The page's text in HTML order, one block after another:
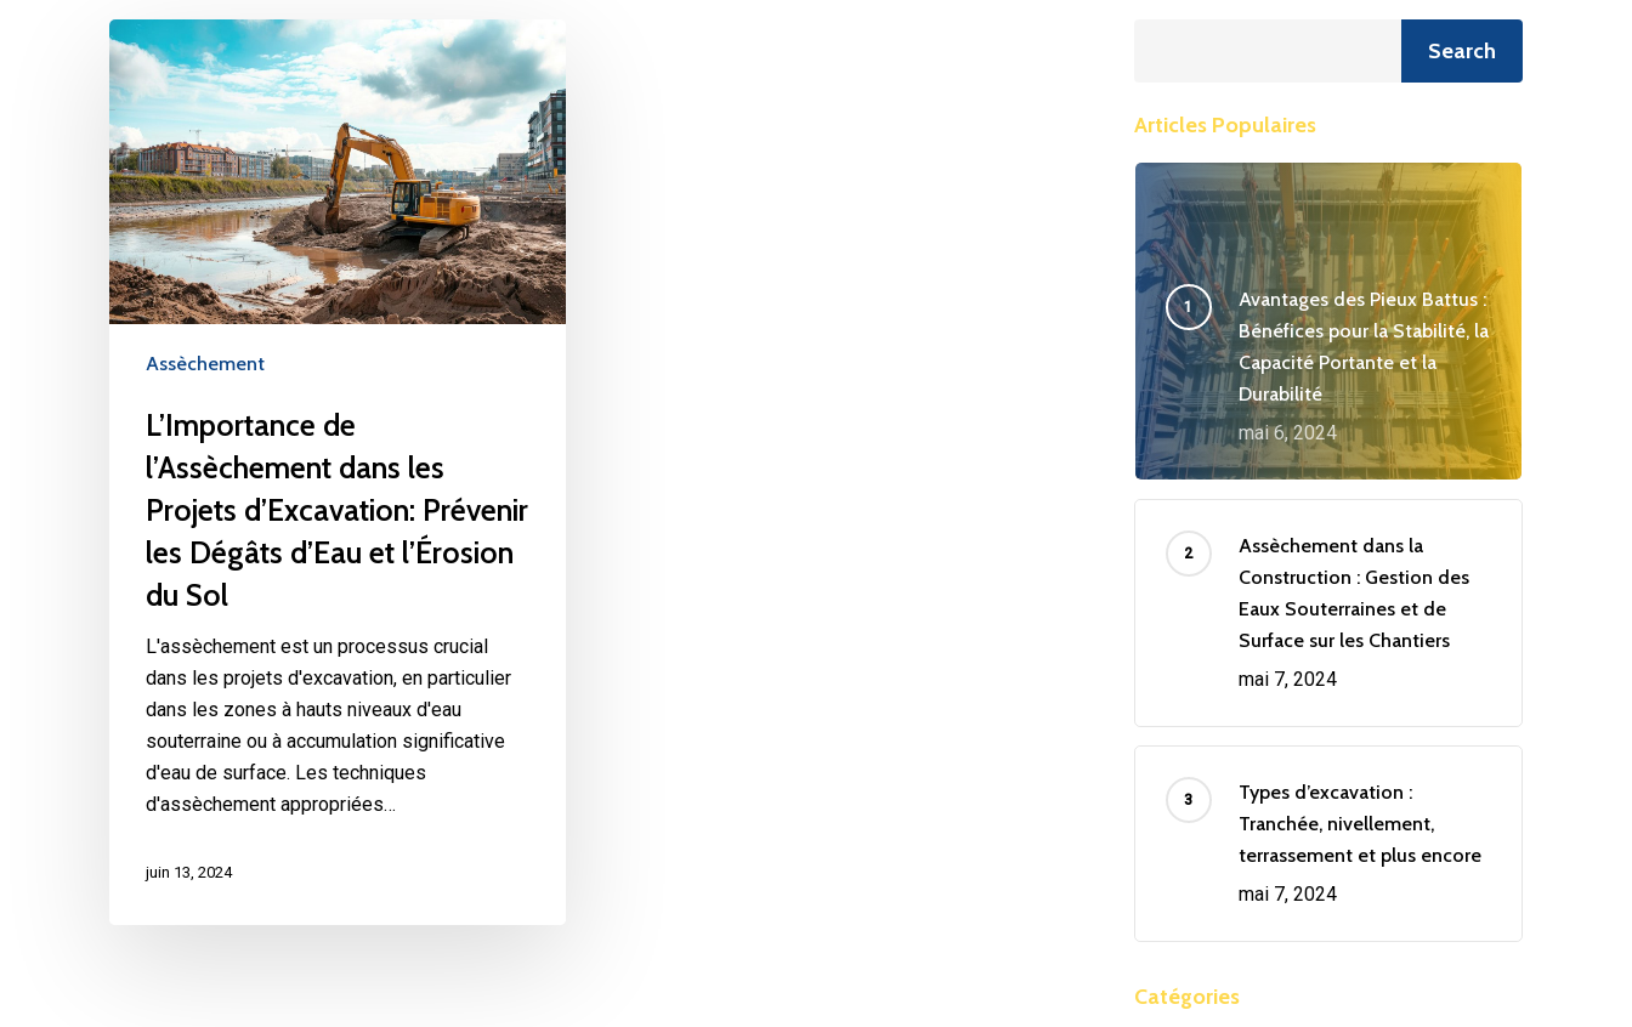
Assèchement
L’Importance de
l’Assèchement dans les
Projets d’Excavation: Prévenir
les Dégâts d’Eau et l’Érosion
du Sol
L'assèchement est un processus crucial
dans les projets d'excavation, en particulier
dans les zones à hauts niveaux d'eau
souterraine ou à accumulation significative
d'eau de surface. Les techniques
d'assèchement appropriées…
juin 13, 2024
Search
Articles Populaires
Avantages des Pieux Battus :
Bénéfices pour la Stabilité, la
Capacité Portante et la
Durabilité
mai 6, 2024
Assèchement dans la
Construction : Gestion des
Eaux Souterraines et de
Surface sur les Chantiers
mai 7, 2024
Types d’excavation :
Tranchée, nivellement,
terrassement et plus encore
mai 7, 2024
Catégories